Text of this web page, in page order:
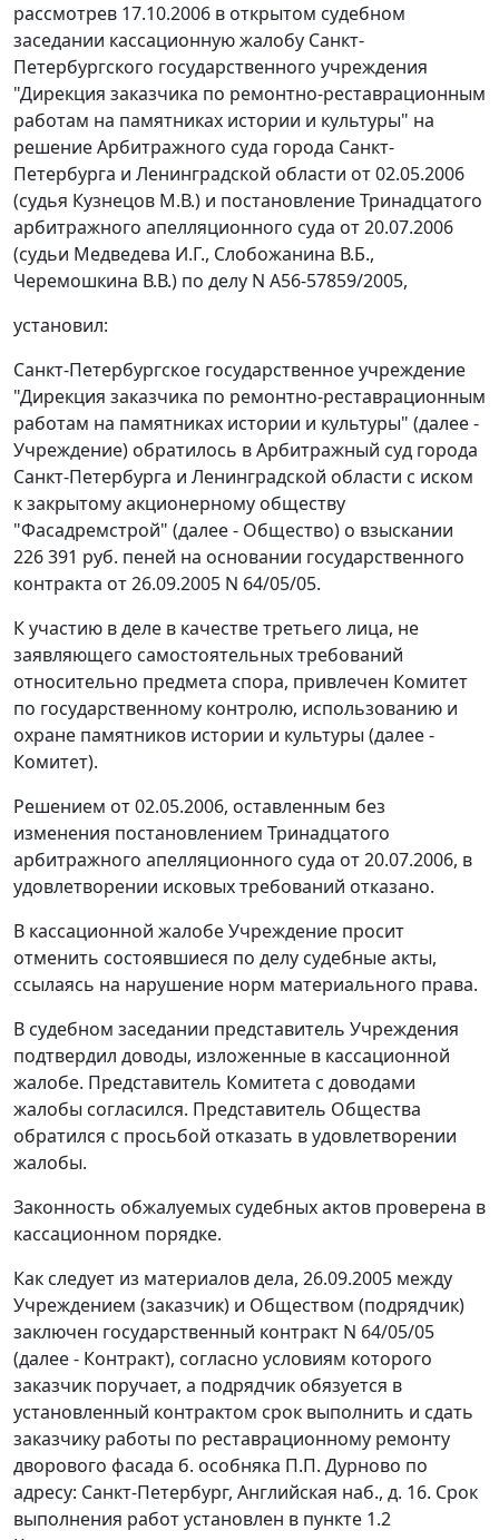
рассмотрев 17.10.2006 в открытом судебном
заседании кассационную жалобу Санкт-
Петербургского государственного учреждения
"Дирекция заказчика по ремонтно-реставрационным
работам на памятниках истории и культуры" на
решение Арбитражного суда города Санкт-
Петербурга и Ленинградской области от 02.05.2006
(судья Кузнецов М.В.) и постановление Тринадцатого
арбитражного апелляционного суда от 20.07.2006
(судьи Медведева И.Г., Слобожанина В.Б.,
Черемошкина В.В.) по делу N А56-57859/2005,
установил:
Санкт-Петербургское государственное учреждение
"Дирекция заказчика по ремонтно-реставрационным
работам на памятниках истории и культуры" (далее -
Учреждение) обратилось в Арбитражный суд города
Санкт-Петербурга и Ленинградской области с иском
к закрытому акционерному обществу
"Фасадремстрой" (далее - Общество) о взыскании
226 391 руб. пеней на основании государственного
контракта от 26.09.2005 N 64/05/05.
К участию в деле в качестве третьего лица, не
заявляющего самостоятельных требований
относительно предмета спора, привлечен Комитет
по государственному контролю, использованию и
охране памятников истории и культуры (далее -
Комитет).
Решением от 02.05.2006, оставленным без
изменения постановлением Тринадцатого
арбитражного апелляционного суда от 20.07.2006, в
удовлетворении исковых требований отказано.
В кассационной жалобе Учреждение просит
отменить состоявшиеся по делу судебные акты,
ссылаясь на нарушение норм материального права.
В судебном заседании представитель Учреждения
подтвердил доводы, изложенные в кассационной
жалобе. Представитель Комитета с доводами
жалобы согласился. Представитель Общества
обратился с просьбой отказать в удовлетворении
жалобы.
Законность обжалуемых судебных актов проверена в
кассационном порядке.
Как следует из материалов дела, 26.09.2005 между
Учреждением (заказчик) и Обществом (подрядчик)
заключен государственный контракт N 64/05/05
(далее - Контракт), согласно условиям которого
заказчик поручает, а подрядчик обязуется в
установленный контрактом срок выполнить и сдать
заказчику работы по реставрационному ремонту
дворового фасада б. особняка П.П. Дурново по
адресу: Санкт-Петербург, Английская наб., д. 16. Срок
выполнения работ установлен в пункте 1.2